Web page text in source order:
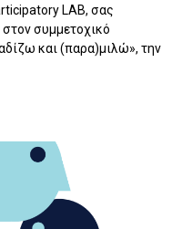
LAB, σας
συμμετοχικό
και (παρα)μιλώ», την